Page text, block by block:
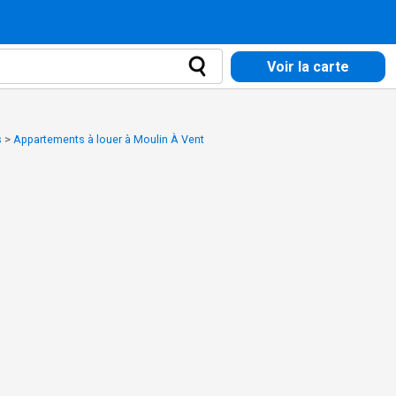
Voir la carte
> Appartements à louer à Moulin À Vent